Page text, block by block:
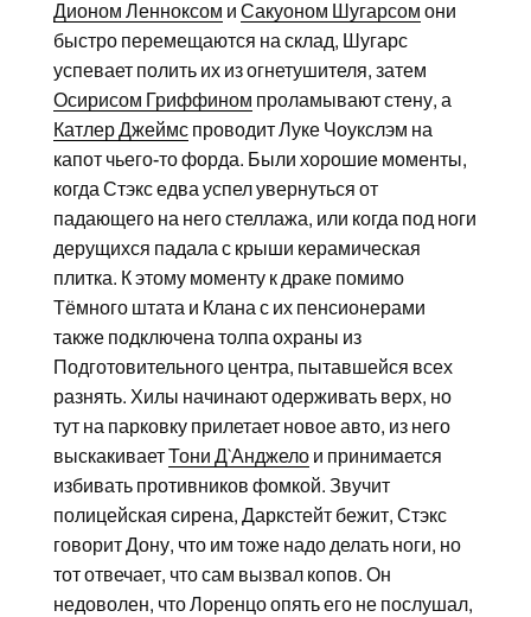
Дионом Ленноксом и Сакуоном Шугарсом они
быстро перемещаются на склад, Шугарс
успевает полить их из огнетушителя, затем
Осирисом Гриффином проламывают стену, а
Катлер Джеймспроводит Луке Чоукслэм на
капот чьего-то форда. Были хорошие моменты,
когда Стэкс едва успел увернуться от
падающего на него стеллажа, или когда под ноги
дерущихся падала с крыши керамическая
плитка. К этому моменту к драке помимо
Тёмного штата и Клана с их пенсионерами
также подключена толпа охраны из
Подготовительного центра, пытавшейся всех
разнять. Хилы начинают одерживать верх, но
тут на парковку прилетает новое авто, из него
выскакиваетТони Д`Анджелои принимается
избивать противников фомкой. Звучит
полицейская сирена, Даркстейт бежит, Стэкс
говорит Дону, что им тоже надо делать ноги, но
тот отвечает, что сам вызвал копов. Он
недоволен, что Лоренцо опять его не послушал,